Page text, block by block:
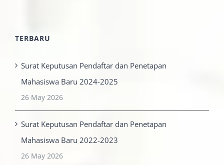
TERBARU
Surat Keputusan Pendaftar dan Penetapan
Mahasiswa Baru 2024-2025
26 May 2026
Surat Keputusan Pendaftar dan Penetapan
Mahasiswa Baru 2022-2023
26 May 2026